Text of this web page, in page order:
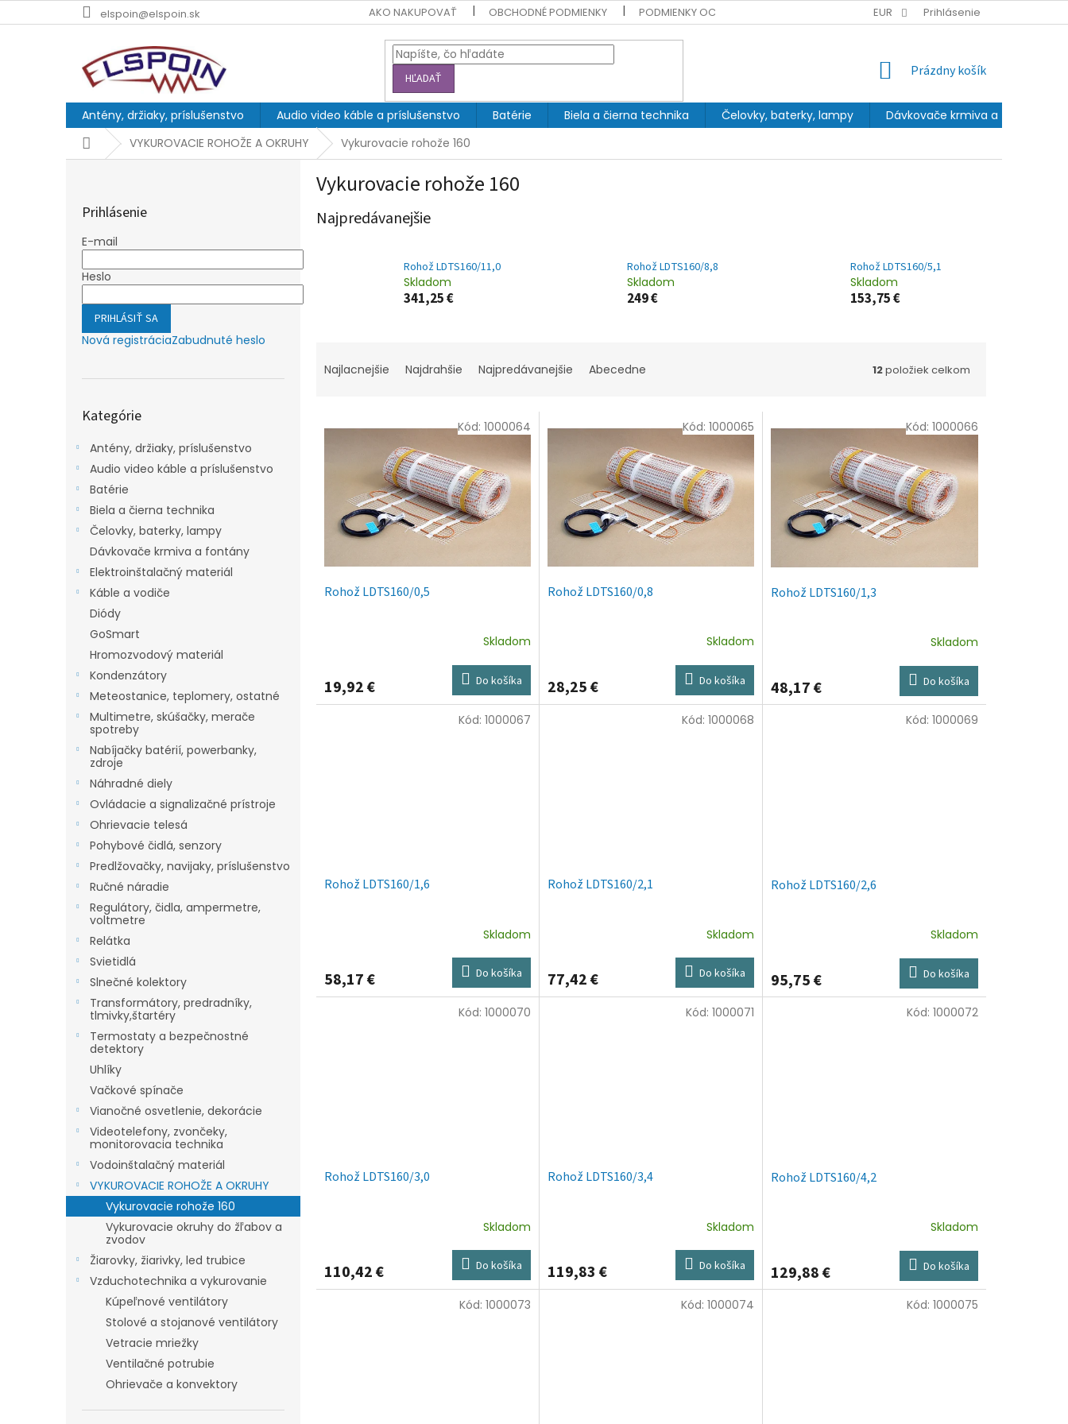
na
elspoin@elspoin.sk AKO NAKUPOVAŤ OBCHODNÉ PODMIENKY PODMIENKY OCHRANY OSOBNÝCH ÚDAJOV EUR Prihlásenie
HĽADAŤ
NÁKUPNÝ
Prázdny košík
Antény, držiaky, príslušenstvo Audio video káble a príslušenstvo Batérie Biela a čierna technika Čelovky, baterky, lampy
Dávkovače krmiva a fontány
DomovVYKUROVACIE ROHOŽE A OKRUHY Vykurovacie rohože 160
Prihlásenie
E-mail
Heslo
PRIHLÁSIŤ SA
Nová registráciaZabudnuté heslo
kategórie
Kategórie
Antény, držiaky, príslušenstvo
Audio video káble a príslušenstvo
Batérie
Biela a čierna technika
Čelovky, baterky, lampy
Dávkovače krmiva a fontány
Elektroinštalačný materiál
Káble a vodiče
Diódy
GoSmart
Hromozvodový materiál
Kondenzátory
Meteostanice, teplomery, ostatné
Multimetre, skúšačky, merače
spotreby
Nabíjačky batérií, powerbanky,
zdroje
Náhradné diely
Ovládacie a signalizačné prístroje
Ohrievacie telesá
Pohybové čidlá, senzory
Predlžovačky, navijaky, príslušenstvo
Ručné náradie
Regulátory, čidla, ampermetre,
voltmetre
Relátka
Svietidlá
Slnečné kolektory
Transformátory, predradníky,
tlmivky,štartéry
Termostaty a bezpečnostné
detektory
Uhlíky
Vačkové spínače
Vianočné osvetlenie, dekorácie
Videotelefony, zvončeky,
monitorovacia technika
Vodoinštalačný materiál
VYKUROVACIE ROHOŽE A OKRUHY
Vykurovacie rohože 160
Vykurovacie okruhy do žľabov a
zvodov
Žiarovky, žiarivky, led trubice
Vzduchotechnika a vykurovanie
Kúpeľnové ventilátory
Stolové a stojanové ventilátory
Vetracie mriežky
Ventilačné potrubie
Ohrievače a konvektory
Vykurovacie rohože 160
Najpredávanejšie
Rohož LDTS160/11,0
Skladom
341,25 €
Rohož LDTS160/8,8
Skladom
249 €
Rohož LDTS160/5,1
Skladom
153,75 €
Najlacnejšie Najdrahšie Najpredávanejšie Abecedne 12položiek celkom
Rohož LDTS160/0,5
Skladom
19,92 € Do košíka
Kód: 1000064
Rohož LDTS160/0,8
Skladom
28,25 € Do košíka
Kód: 1000065
Rohož LDTS160/1,3
Skladom
48,17 € Do košíka
Kód: 1000066
Rohož LDTS160/1,6
Skladom
58,17 € Do košíka
Kód: 1000067
Rohož LDTS160/2,1
Skladom
77,42 € Do košíka
Kód: 1000068
Rohož LDTS160/2,6
Skladom
95,75 € Do košíka
Kód: 1000069
Rohož LDTS160/3,0
Skladom
110,42 € Do košíka
Kód: 1000070
Rohož LDTS160/3,4
Skladom
119,83 € Do košíka
Kód: 1000071
Rohož LDTS160/4,2
Skladom
129,88 € Do košíka
Kód: 1000072
Kód: 1000073 Kód: 1000074 Kód: 1000075